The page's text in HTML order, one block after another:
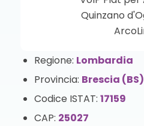
Regione: Lombardia
Provincia: Brescia (BS)
Codice ISTAT: 17159
CAP: 25027